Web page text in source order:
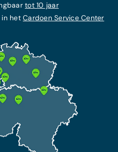
tot 10 jaar
in hetCardoen Service Center